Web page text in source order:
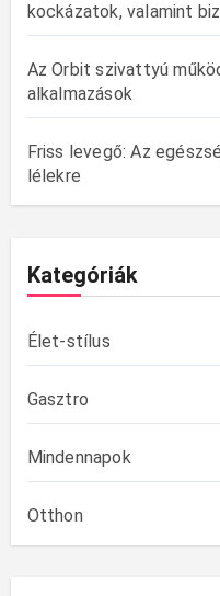
kockázatok, valamint
Az Orbit szivattyú
alkalmazások
Friss levegő: Az
lélekre
Kategóriák
Élet-stílus
Gasztro
Mindennapok
Otthon